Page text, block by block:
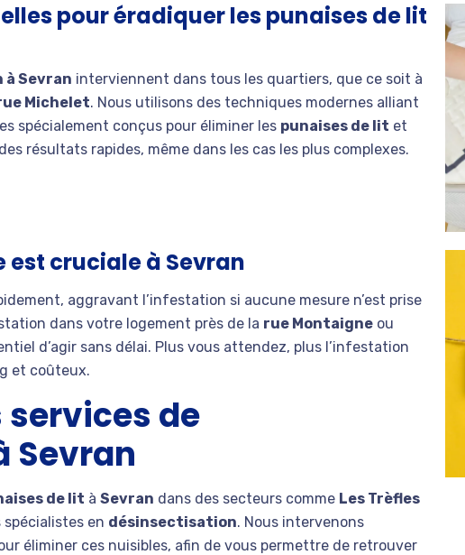
pour éradiquer les punaises de lit
Sevran interviennent dans tous les quartiers, que ce soit à
Michelet. Nous utilisons des techniques modernes alliant
spécialement conçus pour éliminer les punaises de lit et
résultats rapides, même dans les cas les plus complexes.
cruciale à Sevran
aggravant l’infestation si aucune mesure n’est prise
dans votre logement près de la rue Montaigne ou
d’agir sans délai. Plus vous attendez, plus l’infestation
et coûteux.
services de
Sevran
de lit à Sevran dans des secteurs comme Les Trèfles
spécialistes en désinsectisation. Nous intervenons
éliminer ces nuisibles, afin de vous permettre de retrouver